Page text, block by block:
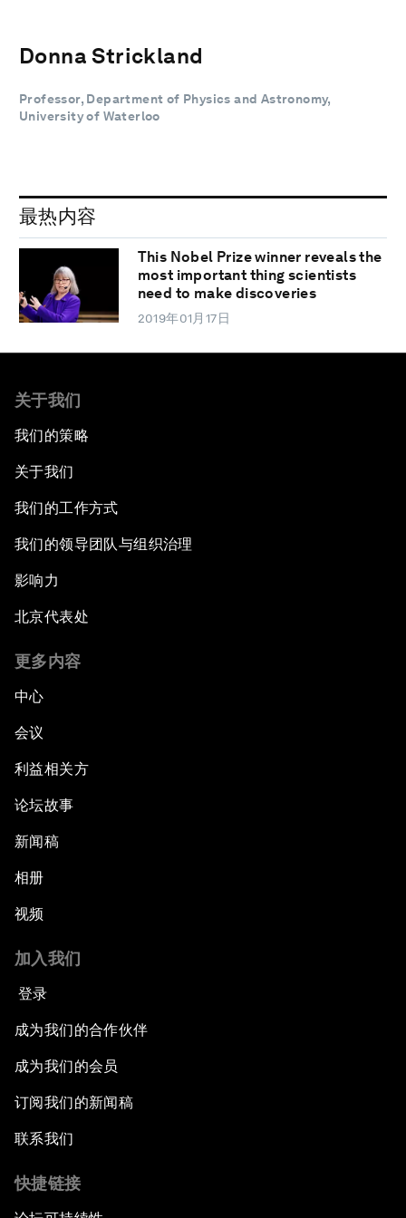
Donna Strickland
Professor, Department of Physics and Astronomy,
University of Waterloo
最热内容
This Nobel Prize winner reveals the
most important thing scientists
need to make discoveries
2019年01月17日
关于我们
我们的策略
关于我们
我们的工作方式
我们的领导团队与组织治理
影响力
北京代表处
更多内容
中心
会议
利益相关方
论坛故事
新闻稿
相册
视频
加入我们
登录
成为我们的合作伙伴
成为我们的会员
订阅我们的新闻稿
联系我们
快捷链接